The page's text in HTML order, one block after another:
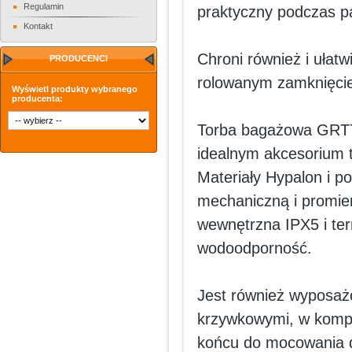
Regulamin
Kontakt
PRODUCENCI
Wyświetl produkty wybranego
producenta:
praktyczny podczas
Chroni również i
rolowanym
Torba bagażowa
idealnym akcesorium
Materiały Hypalon i
mechaniczną i
wewnętrzna IPX5 i
wodoodporność.
Jest również
krzywkowymi, w
końcu do mocowania